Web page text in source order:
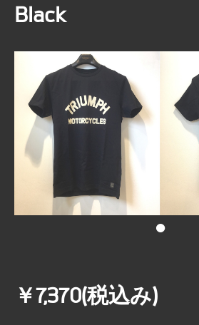
Black
￥7,370(税込み)
•